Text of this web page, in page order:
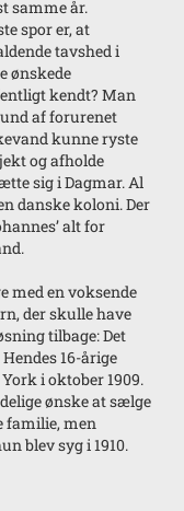
samme år.
spor er, at
tavshed i
ønskede
kendt? Man
af forurenet
kunne ryste
og afholde
sig i Dagmar. Al
danske koloni. Der
alt for
med en voksende
der skulle have
tilbage: Det
16-årige
i oktober 1909.
ønske at sælge
familie, men
blev syg i 1910.